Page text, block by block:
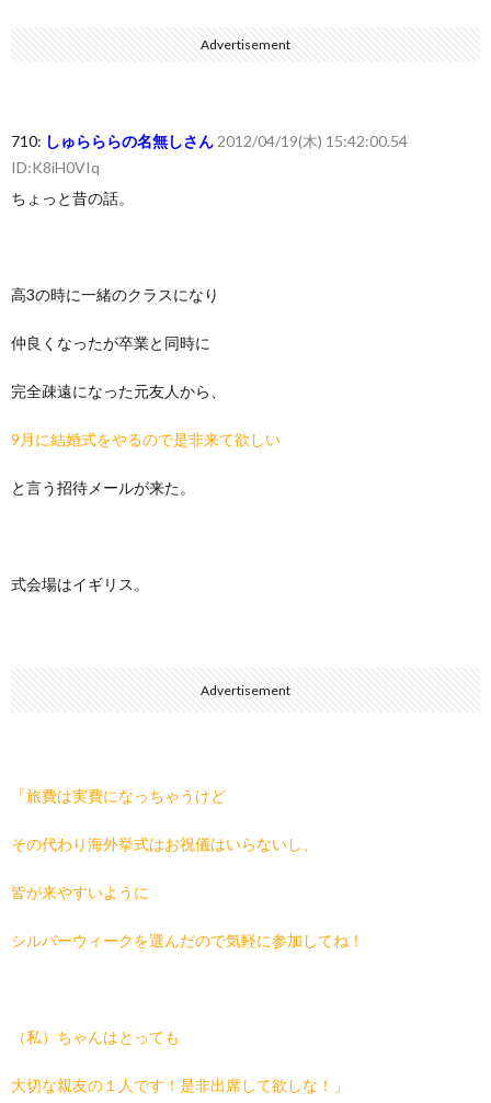
娘の誕生日に焼肉に向かう途中で、地味な女性がDQNに胸倉をつ...
いきなり円高 (7/30)
【セール】Apple Apple Watch、iPhoneや...
可愛い彼女が部屋に入ってきた。もしかしてニンジャ？→スタイリ...
(7/30)
Powered by livedoor 相互RSS
Advertisement
710: しゅらららの名無しさん 2012/04/19(木) 15:42:00.54
ID:K8iH0VIq
ちょっと昔の話。
高3の時に一緒のクラスになり
仲良くなったが卒業と同時に
完全疎遠になった元友人から、
9月に結婚式をやるので是非来て欲しい
と言う招待メールが来た。
式会場はイギリス。
Advertisement
「旅費は実費になっちゃうけど
その代わり海外挙式はお祝儀はいらないし、
皆が来やすいように
シルバーウィークを選んだので気軽に参加してね！
（私）ちゃんはとっても
大切な親友の１人です！是非出席して欲しな！」